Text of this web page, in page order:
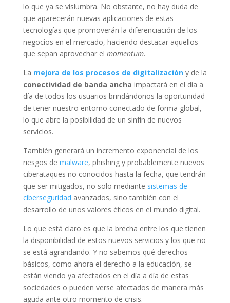
lo que ya se vislumbra. No obstante, no hay duda de
que aparecerán nuevas aplicaciones de estas
tecnologías que promoverán la diferenciación de los
negocios en el mercado, haciendo destacar aquellos
que sepan aprovechar el momentum.
La mejora de los procesos de digitalizacióny de la
conectividad de banda ancha impactará en el día a
día de todos los usuarios brindándonos la oportunidad
de tener nuestro entorno conectado de forma global,
lo que abre la posibilidad de un sinfín de nuevos
servicios.
También generará un incremento exponencial de los
riesgos de malware, phishing y probablemente nuevos
ciberataques no conocidos hasta la fecha, que tendrán
que ser mitigados, no solo mediante sistemas de
ciberseguridad avanzados, sino también con el
desarrollo de unos valores éticos en el mundo digital.
Lo que está claro es que la brecha entre los que tienen
la disponibilidad de estos nuevos servicios y los que no
se está agrandando. Y no sabemos qué derechos
básicos, como ahora el derecho a la educación, se
están viendo ya afectados en el día a día de estas
sociedades o pueden verse afectados de manera más
aguda ante otro momento de crisis.